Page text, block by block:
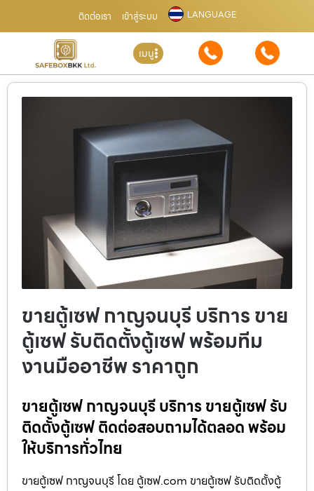
ติดต่อเรา เข้าสู่ระบบ LANGUAGE
เมนู
ขายตู้เซฟ กาญจนบุรี บริการ ขาย
ตู้เซฟ รับติดตั้งตู้เซฟ พร้อมทีม
งานมืออาชีพ ราคาถูก
ขายตู้เซฟ กาญจนบุรี บริการ ขายตู้เซฟ รับ
ติดตั้งตู้เซฟ ติดต่อสอบถามได้ตลอด พร้อม
ให้บริการทั่วไทย
ขายตู้เซฟ กาญจนบุรี โดย ตู้เซฟ.com ขายตู้เซฟ รับติดตั้งตู้